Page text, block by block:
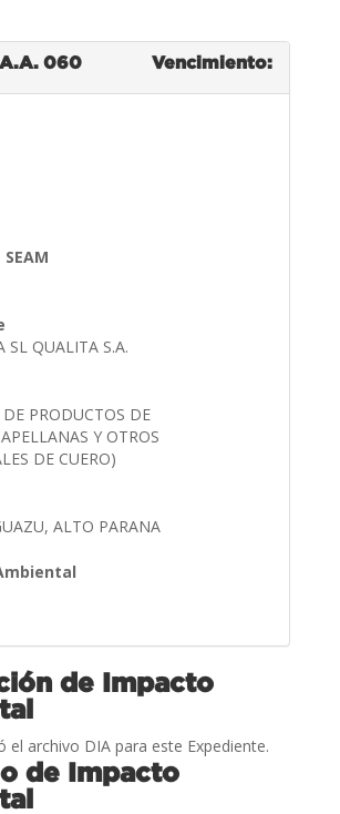
060 Vencimiento:
SL QUALITA S.A.
PRODUCTOS DE
Y OTROS
DE CUERO)
ALTO PARANA
de Impacto
el archivo DIA para este Expediente.
de Impacto